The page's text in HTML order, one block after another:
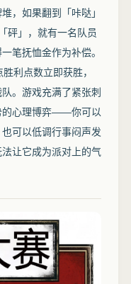
，如果翻到「咔哒」
砰」，就有一名队员
笔抚恤金作为补偿。
利点数立即获胜，
。游戏充满了紧张刺
的心理博弈——你可以
可以低调行事闷声发
让它成为派对上的气